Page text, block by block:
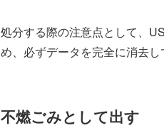
処分する際の注意点として、
め、必ずデータを完全に消去し
不燃ごみとして出す